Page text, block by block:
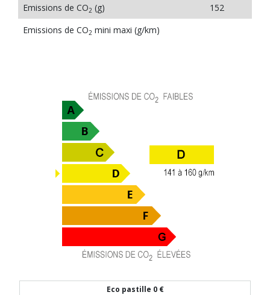
Emissions de CO2 (g)
152
Emissions de CO2 mini maxi (g/km)
Eco pastille 0 €